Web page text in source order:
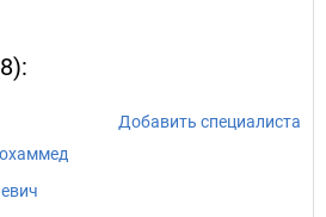
Добавить специалиста